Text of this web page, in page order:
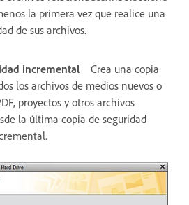
la primera vez que realice una
de sus archivos.
incremental
Crea una copia
los archivos de medios nuevos o
proyectos y otros archivos
la última copia de seguridad